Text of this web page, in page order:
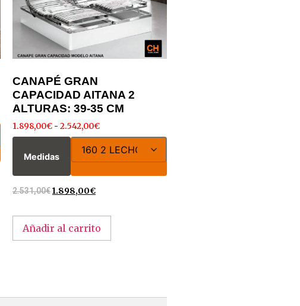
CANAPÉ GRAN
CAPACIDAD AITANA 2
ALTURAS: 39-35 CM
1.898,00€ - 2.542,00€
Medidas
2.531,00€1.898,00€
Añadir al carrito